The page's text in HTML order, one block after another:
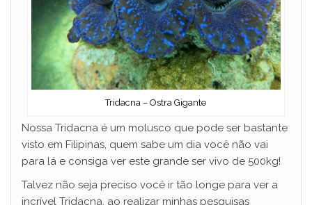
Tridacna – Ostra Gigante
Nossa Tridacna é um molusco que pode ser bastante
visto em Filipinas, quem sabe um dia você não vai
para lá e consiga ver este grande ser vivo de 500kg!
Talvez não seja preciso você ir tão longe para ver a
incrível Tridacna, ao realizar minhas pesquisas